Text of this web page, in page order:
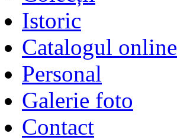
Istoric
Catalogul online
Personal
Galerie foto
Contact